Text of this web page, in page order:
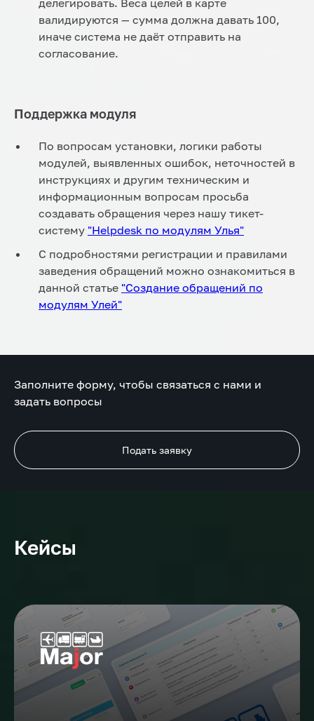
делегировать. Веса целей в карте
валидируются — сумма должна давать 100,
иначе система не даёт отправить на
согласование.
Поддержка модуля
По вопросам установки, логики работы
модулей, выявленных ошибок, неточностей в
инструкциях и другим техническим и
информационным вопросам просьба
создавать обращения через нашу тикет-
систему "Helpdesk по модулям Улья"
С подробностями регистрации и правилами
заведения обращений можно ознакомиться в
данной статье "Создание обращений по
модулям Улей"
Заполните форму, чтобы связаться с нами и
задать вопросы
Подать заявку
Кейсы